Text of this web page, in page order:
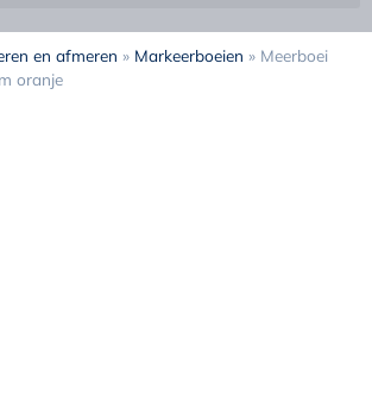
en afmeren » Markeerboeien » Meerboei
oranje